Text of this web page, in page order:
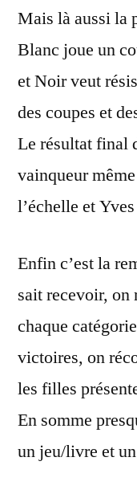
Mais là aussi la
Blanc joue un
et Noir veut
des coupes et
Le résultat final
vainqueur
l’échelle et
Enfin c’est la
sait recevoir, on
chaque
victoires, on
les filles
En somme
un jeu/livre et